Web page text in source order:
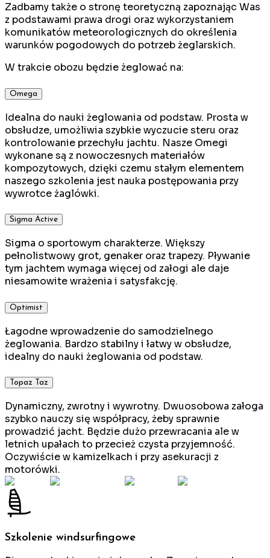
Zadbamy także o stronę teoretyczną zapoznając Was
z podstawami prawa drogi oraz wykorzystaniem
komunikatów meteorologicznych do określenia
warunków pogodowych do potrzeb żeglarskich.
W trakcie obozu będzie żeglować na:
Omega
Idealna do nauki żeglowania od podstaw. Prosta w
obsłudze, umożliwia szybkie wyczucie steru oraz
kontrolowanie przechyłu jachtu. Nasze Omegi
wykonane są z nowoczesnych materiałów
kompozytowych, dzięki czemu stałym elementem
naszego szkolenia jest nauka postępowania przy
wywrotce żaglówki.
Sigma Active
Sigma o sportowym charakterze. Większy
pełnolistwowy grot, genaker oraz trapezy. Pływanie
tym jachtem wymaga więcej od załogi ale daje
niesamowite wrażenia i satysfakcję.
Optimist
Łagodne wprowadzenie do samodzielnego
żeglowania. Bardzo stabilny i łatwy w obsłudze,
idealny do nauki żeglowania od podstaw.
Topaz Taz
Dynamiczny, zwrotny i wywrotny. Dwuosobowa załoga
szybko nauczy się współpracy, żeby sprawnie
prowadzić jacht. Będzie dużo przewracania ale w
letnich upałach to przecież czysta przyjemność.
Oczywiście w kamizelkach i przy asekuracji z
motorówki.
Szkolenie windsurfingowe